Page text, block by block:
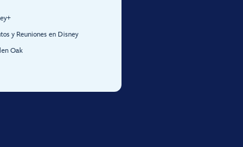
y Reuniones en Disney
Oak